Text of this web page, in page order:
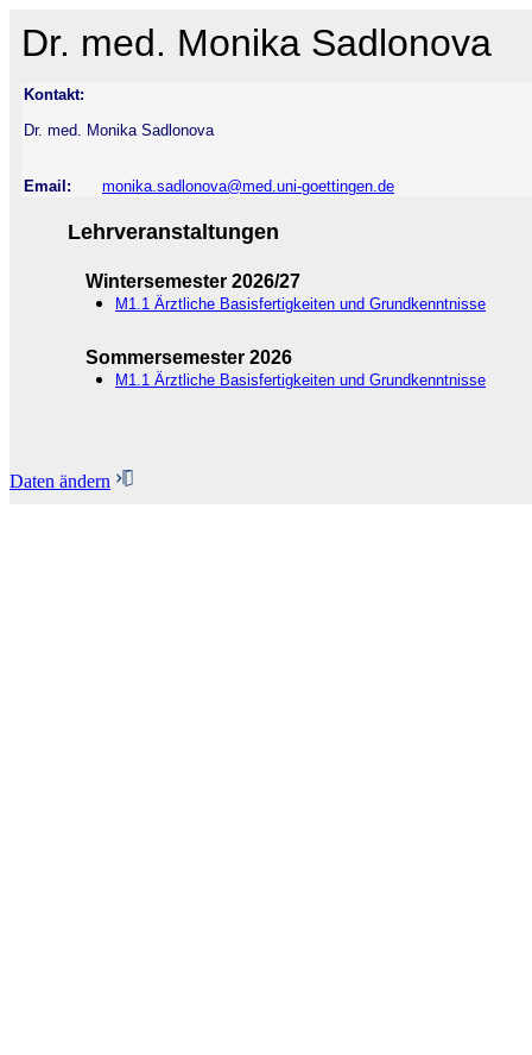
Dr. med. Monika Sadlonova
Kontakt:
Dr. med. Monika Sadlonova
Email: monika.sadlonova@med.uni-goettingen.de
Lehrveranstaltungen
Wintersemester 2026/27
M1.1 Ärztliche Basisfertigkeiten und Grundkenntnisse
Sommersemester 2026
M1.1 Ärztliche Basisfertigkeiten und Grundkenntnisse
Daten ändern